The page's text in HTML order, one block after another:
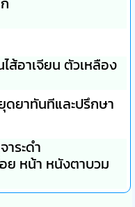
ส้อาเจียน ตัวเหลือง
ดยาทันทีและปรึกษา
ระดำ
ย หน้า หนังตาบวม